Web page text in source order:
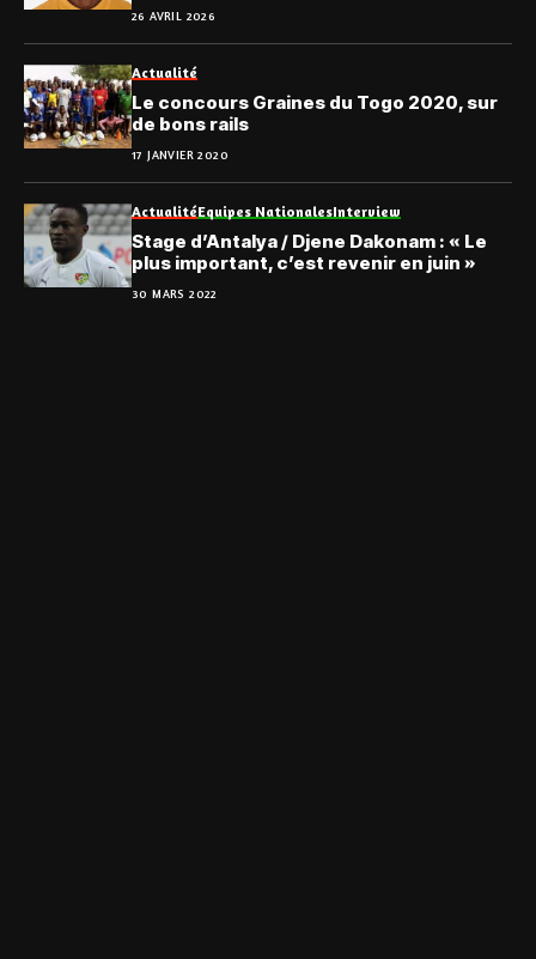
Nikabou Kossi Tchassanti
26 AVRIL 2026
Actualité
Le concours Graines du Togo 2020, sur
de bons rails
17 JANVIER 2020
ActualitéEquipes NationalesInterview
Stage d’Antalya / Djene Dakonam : « Le
plus important, c’est revenir en juin »
30 MARS 2022